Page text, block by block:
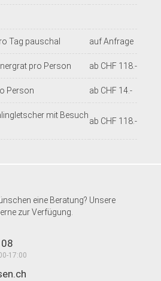
Tag pauschal auf Anfrage
pro Person ab CHF 118.-
Person ab CHF 14.-
mit Besuch
ab CHF 118.-
eine Beratung? Unsere
zur Verfügung.
17:00